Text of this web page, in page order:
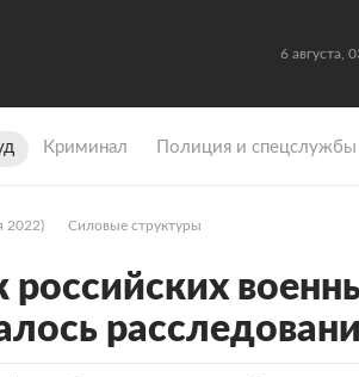
6 августа,
Криминал Полиция и спецслужбы
2022) Силовые структуры
российских